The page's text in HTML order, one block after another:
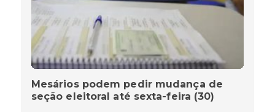
Mesários podem pedir mudança de
seção eleitoral até sexta-feira (30)